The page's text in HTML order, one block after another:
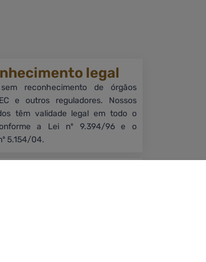
legal
reconhecimento de órgãos
e outros reguladores. Nossos
têm validade legal em todo o
a Lei nº 9.394/96 e o
5.154/04.
cursos que oferecem uma